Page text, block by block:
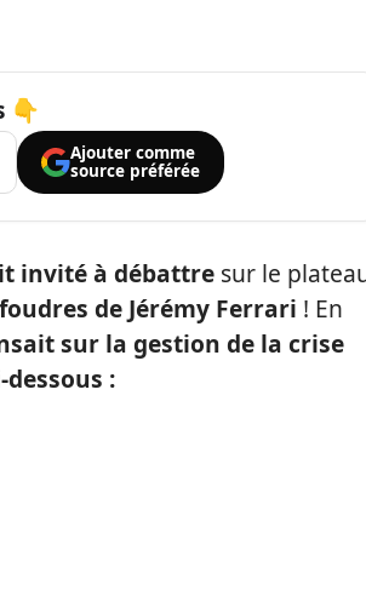
👇
Ajouter comme
source préférée
invité à débattre sur le
de Jérémy Ferrari ! En
sur la gestion de la crise
: